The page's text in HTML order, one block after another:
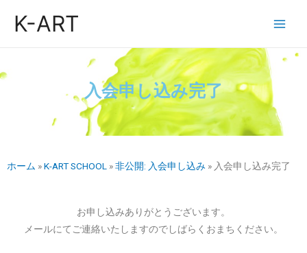
K-ART
入会申し込み完了
ホーム »K-ART SCHOOL »非公開: 入会申し込み » 入会申し込み完了
お申し込みありがとうございます。
メールにてご連絡いたしますのでしばらくおまちください。